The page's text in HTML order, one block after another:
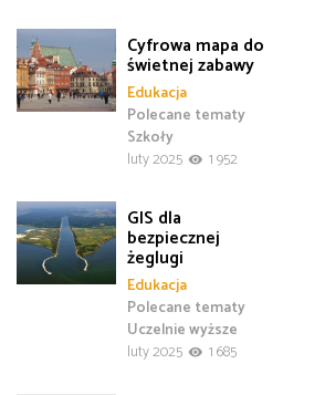
Cyfrowa mapa do
świetnej zabawy
Edukacja
Polecane tematy
Szkoły
luty 2025
1 952
GIS dla
bezpiecznej
żeglugi
Edukacja
Polecane tematy
Uczelnie wyższe
luty 2025
1 685